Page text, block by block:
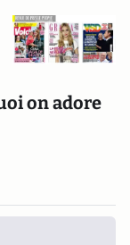
on adore